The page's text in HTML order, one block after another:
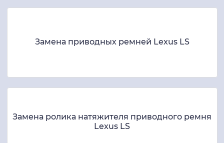
Замена приводных ремней Lexus LS
Замена ролика натяжителя приводного ремня
Lexus LS